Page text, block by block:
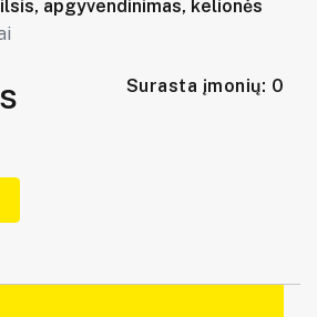
apgyvendinimas, kelionės
Surasta įmonių: 0